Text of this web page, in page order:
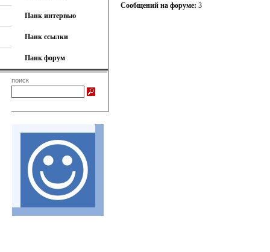
Панк интервью
Панк ссылки
Панк форум
поиск
Сообщений на форуме: 3